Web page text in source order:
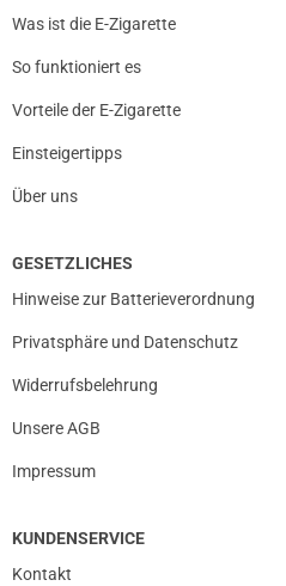
Was ist die E-Zigarette
So funktioniert es
Vorteile der E-Zigarette
Einsteigertipps
Über uns
GESETZLICHES
Hinweise zur Batterieverordnung
Privatsphäre und Datenschutz
Widerrufsbelehrung
Unsere AGB
Impressum
KUNDENSERVICE
Kontakt